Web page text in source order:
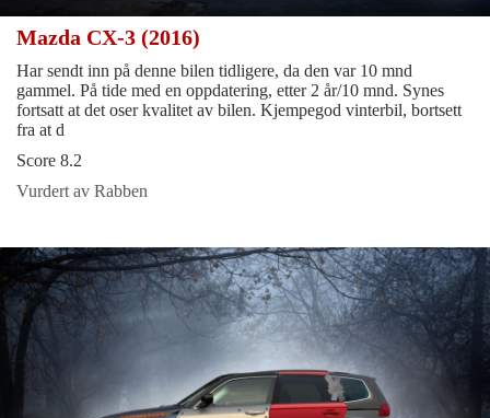
Mazda CX-3 (2016)
Har sendt inn på denne bilen tidligere, da den var 10 mnd
gammel. På tide med en oppdatering, etter 2 år/10 mnd. Synes
fortsatt at det oser kvalitet av bilen. Kjempegod vinterbil, bortsett
fra at d
Score 8.2
Vurdert av Rabben